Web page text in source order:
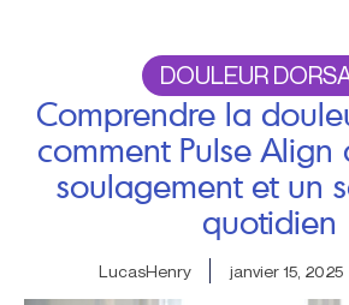
DOULEUR
Comprendre la
comment Pulse
soulagement et un
quotidien
LucasHenry janvier 15, 2025